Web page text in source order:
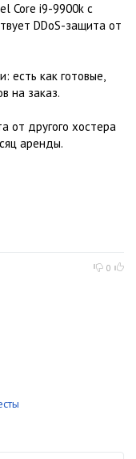
Core i9-9900k с
DDoS-защита от
есть как готовые,
на заказ.
от другого хостера
аренды.
0